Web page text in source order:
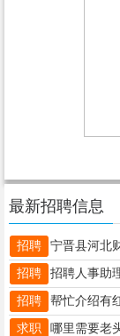
最新招聘信息
招聘
招聘
招聘
求职